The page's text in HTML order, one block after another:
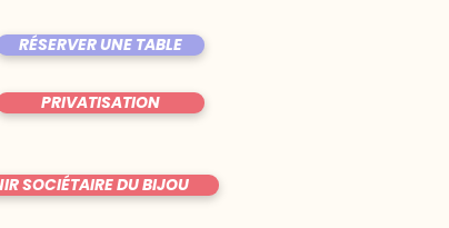
RÉSERVER UNE TABLE
PRIVATISATION
SOCIÉTAIRE DU BIJOU